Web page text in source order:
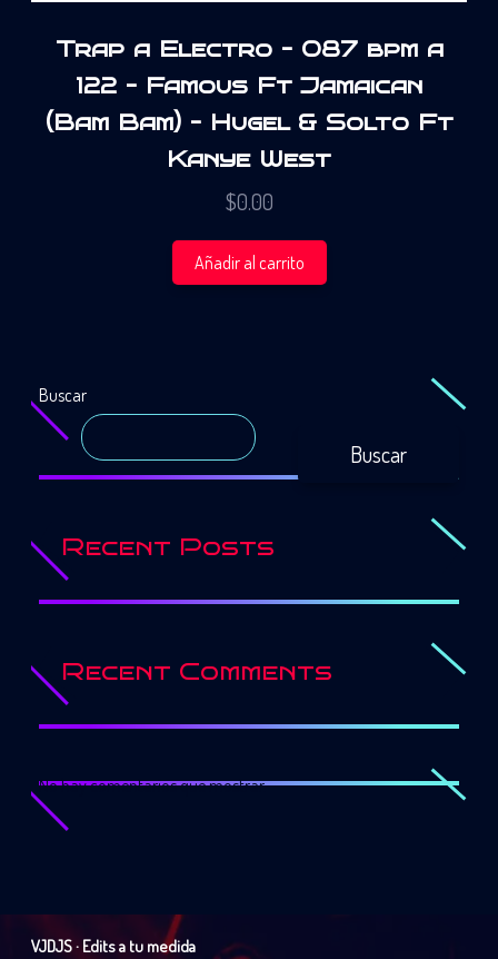
Trap a Electro – 087 bpm a
122 – Famous Ft Jamaican
(Bam Bam) – Hugel & Solto Ft
Kanye West
$0.00
Añadir al carrito
Buscar
Buscar
Recent Posts
Recent Comments
No hay comentarios que mostrar.
VJDJS · Edits a tu medida